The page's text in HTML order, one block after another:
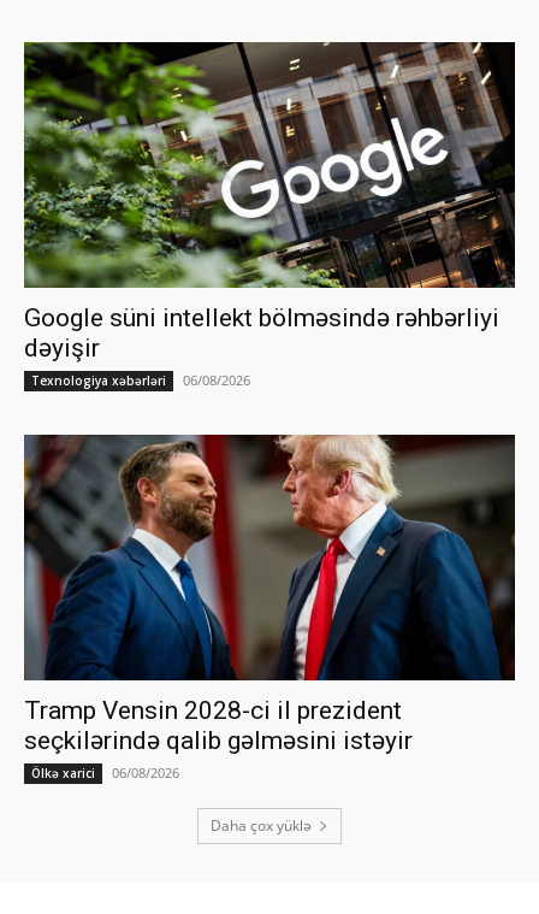
Google süni intellekt bölməsində rəhbərliyi
dəyişir
Texnologiya xəbərləri 06/08/2026
Tramp Vensin 2028-ci il prezident
seçkilərində qalib gəlməsini istəyir
Ölkə xarici 06/08/2026
Daha çox yüklə